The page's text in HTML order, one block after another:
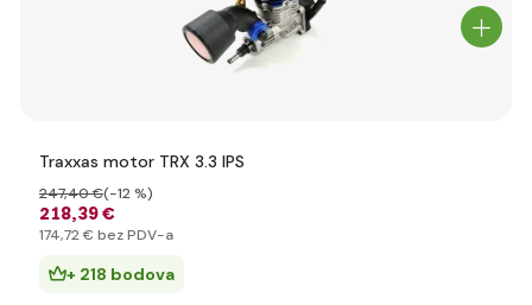
Traxxas motor TRX 3.3 IPS
218,39 €
247,40 €(-12 %)
174,72 € bez PDV-a
+ 218 bodova